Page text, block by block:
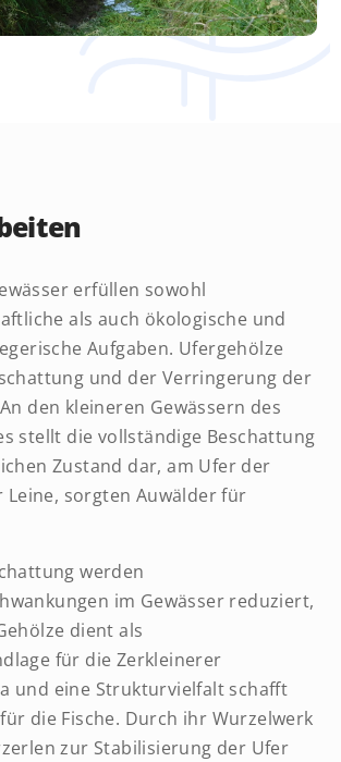
erfüllen sowohl
als auch ökologische und
Aufgaben. Ufergehölze
und der Verringerung der
den kleineren Gewässern des
stellt die vollständige Beschattung
Zustand dar, am Ufer der
Leine, sorgten Auwälder für
werden
im Gewässer reduziert,
dient als
für die Zerkleinerer
und eine Strukturvielfalt schafft
die Fische. Durch ihr Wurzelwerk
zur Stabilisierung der Ufer